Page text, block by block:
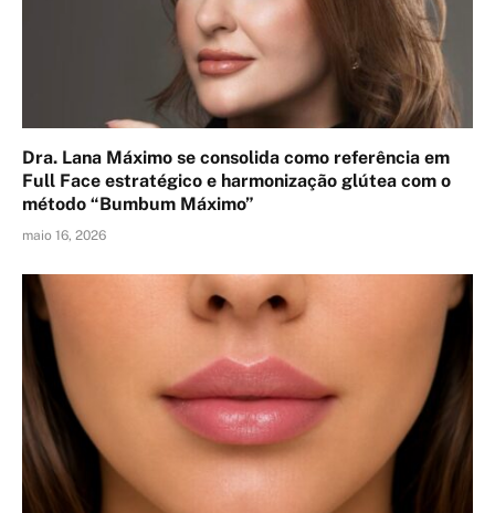
Dra. Lana Máximo se consolida como referência em
Full Face estratégico e harmonização glútea com o
método “Bumbum Máximo”
maio 16, 2026